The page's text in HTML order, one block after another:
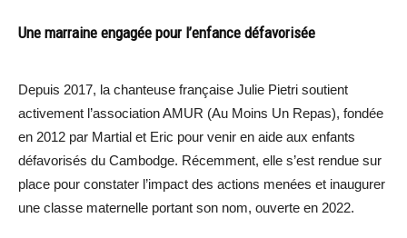
Une marraine engagée pour l’enfance défavorisée
Depuis 2017, la chanteuse française Julie Pietri soutient
activement l’association AMUR (Au Moins Un Repas), fondée
en 2012 par Martial et Eric pour venir en aide aux enfants
défavorisés du Cambodge. Récemment, elle s’est rendue sur
place pour constater l’impact des actions menées et inaugurer
une classe maternelle portant son nom, ouverte en 2022.